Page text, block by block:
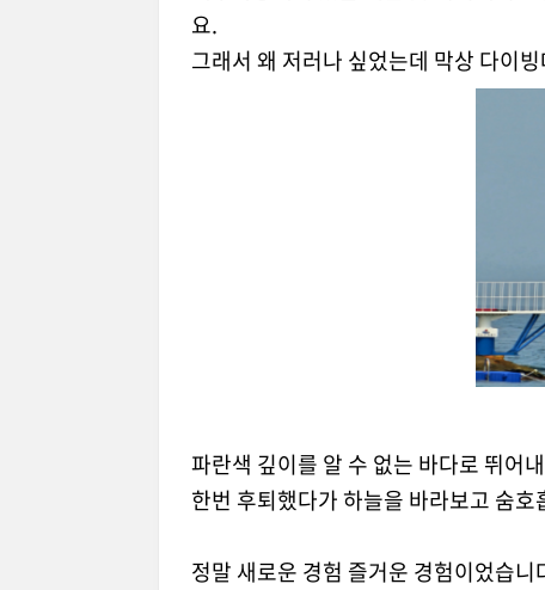
요.
그래서 왜 저러나 싶었는데 막상 다이
파란색 깊이를 알 수 없는 바다로 뛰어
한번 후퇴했다가 하늘을 바라보고 숨
정말 새로운 경험 즐거운 경험이었습니